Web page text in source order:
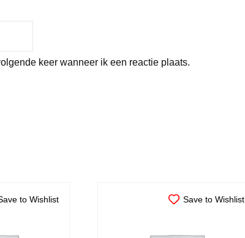
keer wanneer ik een reactie plaats.
to Wishlist Save to Wishlist